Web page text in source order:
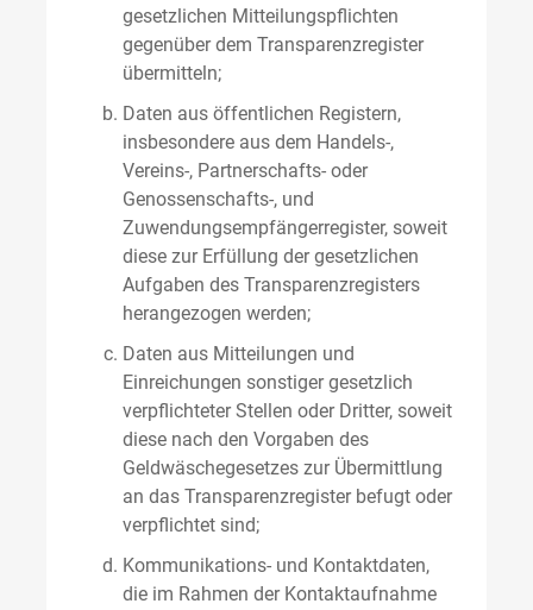
gesetzlichen Mitteilungspflichten
gegenüber dem Transparenzregister
übermitteln;
Daten aus öffentlichen Registern,
insbesondere aus dem Handels-,
Vereins-, Partnerschafts- oder
Genossenschafts-, und
Zuwendungsempfängerregister, soweit
diese zur Erfüllung der gesetzlichen
Aufgaben des Transparenzregisters
herangezogen werden;
Daten aus Mitteilungen und
Einreichungen sonstiger gesetzlich
verpflichteter Stellen oder Dritter, soweit
diese nach den Vorgaben des
Geldwäschegesetzes zur Übermittlung
an das Transparenzregister befugt oder
verpflichtet sind;
Kommunikations- und Kontaktdaten,
die im Rahmen der Kontaktaufnahme